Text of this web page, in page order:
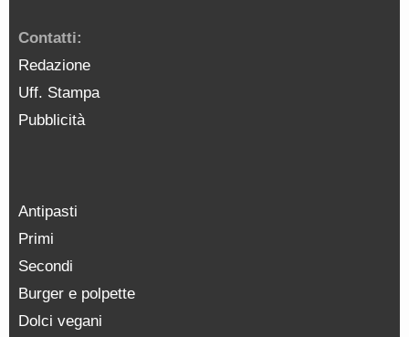
Contatti:
Redazione
Uff. Stampa
Pubblicità
Antipasti
Primi
Secondi
Burger e polpette
Dolci vegani